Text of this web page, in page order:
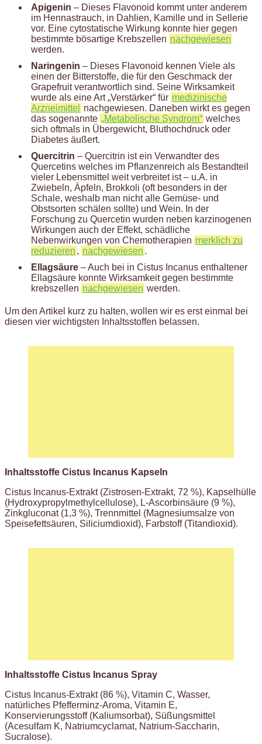
Apigenin – Dieses Flavonoid kommt unter anderem
im Hennastrauch, in Dahlien, Kamille und in Sellerie
vor. Eine cytostatische Wirkung konnte hier gegen
bestimmte bösartige Krebszellen nachgewiesen
werden.
Naringenin – Dieses Flavonoid kennen Viele als
einen der Bitterstoffe, die für den Geschmack der
Grapefruit verantwortlich sind. Seine Wirksamkeit
wurde als eine Art „Verstärker“ für medizinische
Arzneimittel
nachgewiesen. Daneben wirkt es gegen
das sogenannte „Metabolische Syndrom“ welches
sich oftmals in Übergewicht, Bluthochdruck oder
Diabetes äußert.
Quercitrin – Quercitrin ist ein Verwandter des
Quercetins welches im Pflanzenreich als Bestandteil
vieler Lebensmittel weit verbreitet ist – u.A. in
Zwiebeln, Äpfeln, Brokkoli (oft besonders in der
Schale, weshalb man nicht alle Gemüse- und
Obstsorten schälen sollte) und Wein. In der
Forschung zu Quercetin wurden neben karzinogenen
Wirkungen auch der Effekt, schädliche
Nebenwirkungen von Chemotherapien merklich zu
reduzieren , nachgewiesen .
Ellagsäure – Auch bei in Cistus Incanus enthaltener
Ellagsäure konnte Wirksamkeit gegen bestimmte
krebszellen nachgewiesen werden.
Um den Artikel kurz zu halten, wollen wir es erst einmal bei
diesen vier wichtigsten Inhaltsstoffen belassen.
Inhaltsstoffe Cistus Incanus Kapseln
Cistus Incanus-Extrakt (Zistrosen-Extrakt, 72 %), Kapselhülle
(Hydroxypropylmethylcellulose), L-Ascorbinsäure (9 %),
Zinkgluconat (1,3 %), Trennmittel (Magnesiumsalze von
Speisefettsäuren, Siliciumdioxid), Farbstoff (Titandioxid).
Inhaltsstoffe Cistus Incanus Spray
Cistus Incanus-Extrakt (86 %), Vitamin C, Wasser,
natürliches Pfefferminz-Aroma, Vitamin E,
Konservierungsstoff (Kaliumsorbat), Süßungsmittel
(Acesulfam K, Natriumcyclamat, Natrium-Saccharin,
Sucralose).